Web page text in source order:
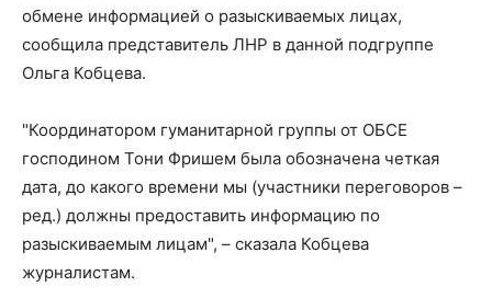
обмене информацией о разыскиваемых лицах,
сообщила представитель ЛНР в данной подгруппе
Ольга Кобцева.
"Координатором гуманитарной группы от ОБСЕ
господином Тони Фришем была обозначена четкая
дата, до какого времени мы (участники переговоров –
ред.) должны предоставить информацию по
разыскиваемым лицам", – сказала Кобцева
журналистам.